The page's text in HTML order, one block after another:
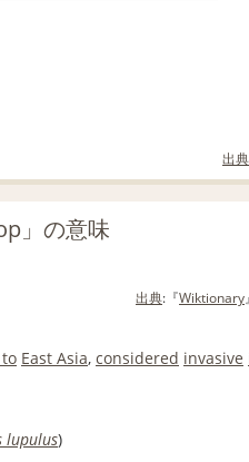
出
」の意味
出典:『Wiktionary
East Asia, considered invasive
lupulus)